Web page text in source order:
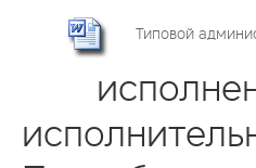
Типовой